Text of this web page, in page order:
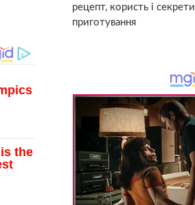
рецепт, користь і секрети
приготування